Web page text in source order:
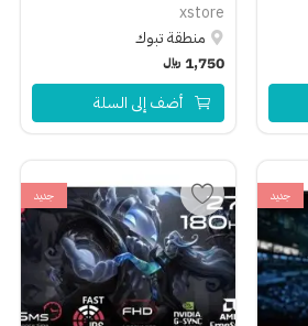
xstore
منطقة تبوك
1,750﷼
أضف إلى السلة
جديد جديد